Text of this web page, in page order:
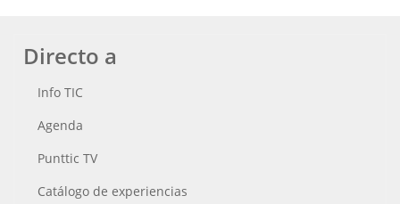
Directo a
Info TIC
Agenda
Punttic TV
Catálogo de experiencias